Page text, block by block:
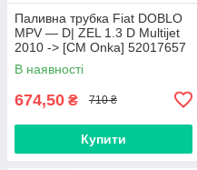
Паливна трубка Fiat DOBLO
MPV — D| ZEL 1.3 D Multijet
2010 -> [CM Onka] 52017657
В наявності
674,50 ₴ 710 ₴
Купити